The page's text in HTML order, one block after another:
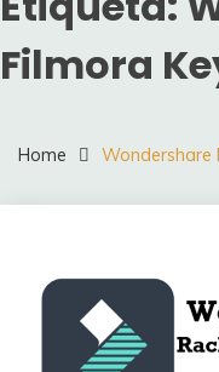
Filmora
Home Wondershare